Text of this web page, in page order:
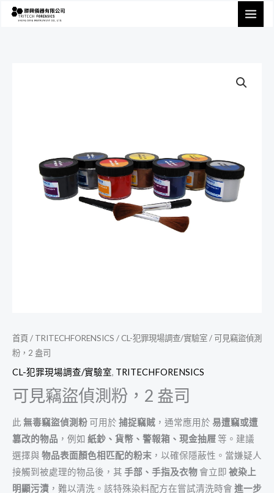
首頁/ TRITECHFORENSICS / CL-犯罪現場調查/實驗室/ 可見竊盜偵測
粉，2 盎司
CL-犯罪現場調查/實驗室, TRITECHFORENSICS
可見竊盜偵測粉，2 盎司
此 無毒竊盜偵測粉 可用於 捕捉竊賊 ，通常應用於 易遭竊或遭
篡改的物品 ，例如 紙鈔、貨幣、警報箱、現金抽屜 等。建議
選擇與 物品表面顏色相匹配的粉末 ，以確保隱蔽性。當嫌疑人
接觸到被處理的物品後，其 手部、手指及衣物會立即 被染上
明顯污漬 ，難以清洗。該特殊染料配方在嘗試清洗時會 進一步